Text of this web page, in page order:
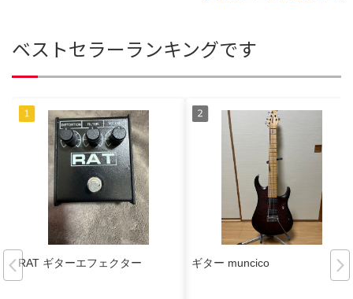
ベストセラーランキングです
RAT ギターエフェクター ギター muncico